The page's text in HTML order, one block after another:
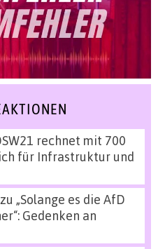
rechnet mit 700
für Infrastruktur und
zu „Solange es die AfD
Gedenken an